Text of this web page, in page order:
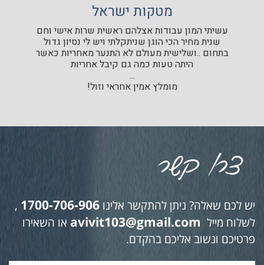
מטקות ישראל
עשיתי המון עבודות אצלהם ראשית שרות אישי וחם
שנית מחיר הכי הוגן שניתקלתי ויש לי נסיון גדול
בתחום ..ושלישית מעולם לא התנער מאחריות כאשר
היתה טעות כמה גם קיבל אחריות
...
מומלץ אמין אחראי וזול!
יש לכם שאלה? ניתן להתקשר אלינו 1700-706-906
,
לשלוח מייל avivit103@gmail.com או השאירו
פרטיכם ונשוב אליכם בהקדם.